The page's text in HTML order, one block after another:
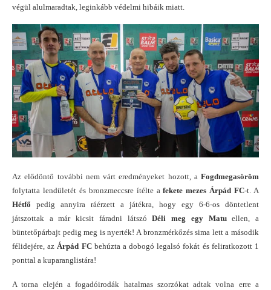
végül alulmaradtak, leginkább védelmi hibáik miatt.
Az elődöntő további nem várt eredményeket hozott, a Fogdmegasöröm
folytatta lendületét és bronzmeccsre ítélte afekete mezes Árpád FC-t. A
Hétfő pedig annyira ráérzett a játékra, hogy egy 6-6-os döntetlent
játszottak a már kicsit fáradni látszóDéli meg egy Matuellen, a
büntetőpárbajt pedig meg is nyerték! A bronzmérkőzés sima lett a második
félidejére, azÁrpád FCbehúzta a dobogó legalsó fokát és feliratkozott 1
ponttal a kuparanglistára!
A torna elején a fogadóirodák hatalmas szorzókat adtak volna erre a